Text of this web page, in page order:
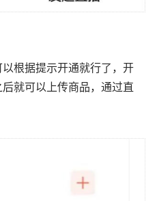
根据提示开通就行了，开
就可以上传商品，通过直